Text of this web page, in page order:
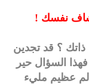
نفسك !
؟ قد تجدين
السؤال حير
عظيم مليء